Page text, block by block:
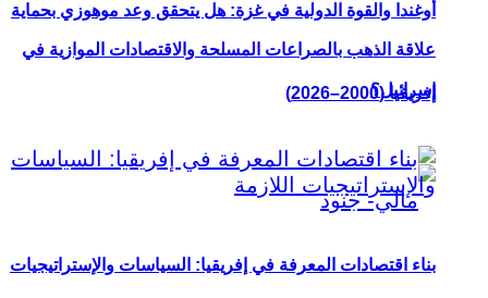
أوغندا والقوة الدولية في غزة: هل يتحقق وعد موهوزي بحماية
إسرائيل؟
علاقة الذهب بالصراعات المسلحة والاقتصادات الموازية في
إفريقيا (2000–2026)
بناء اقتصادات المعرفة في إفريقيا: السياسات والإستراتيجيات